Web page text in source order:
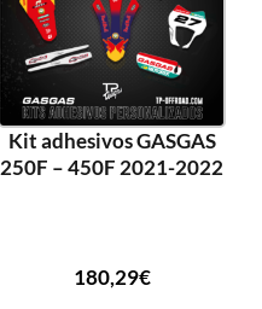
Kit adhesivos GASGAS
250F – 450F 2021-2022
180,29€